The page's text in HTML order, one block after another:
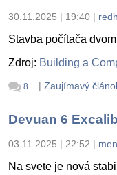
30.11.2025 | 19:40 |
Stavba počítača
Zdroj: Building a
8 | Zaujímavý
Devuan 6
03.11.2025 | 22:52 |
Na svete je nová